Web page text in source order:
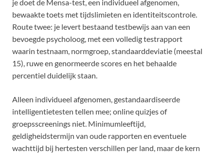
je doet de Mensa-test, een individueel afgenomen,
bewaakte toets met tijdslimieten en identiteitscontrole.
Route twee: je levert bestaand testbewijs aan van een
bevoegde psycholoog, met een volledig testrapport
waarin testnaam, normgroep, standaarddeviatie (meestal
15), ruwe en genormeerde scores en het behaalde
percentiel duidelijk staan.
Alleen individueel afgenomen, gestandaardiseerde
intelligentietesten tellen mee; online quizjes of
groepsscreenings niet. Minimumleeftijd,
geldigheidstermijn van oude rapporten en eventuele
wachttijd bij hertesten verschillen per land, maar de kern